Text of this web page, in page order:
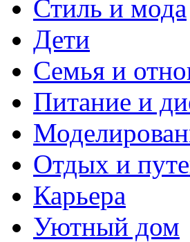
Стиль и мода
Дети
Семья и
Питание и
Отдых и
Карьера
Уютный дом